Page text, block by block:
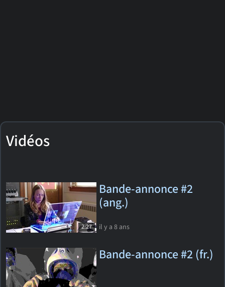
Vidéos
2:27
Bande-annonce #2
(ang.)
il y a 8 ans
Bande-annonce #2 (fr.)